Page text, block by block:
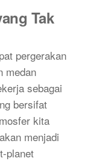
Tak
pergerakan
medan
sebagai
bersifat
kita
menjadi
planet